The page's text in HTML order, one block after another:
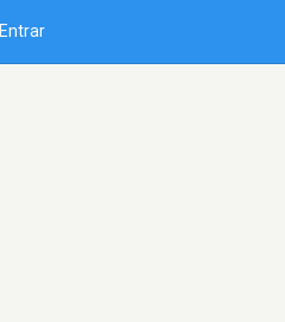
Entrar